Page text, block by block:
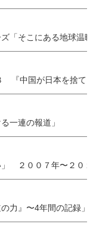
「そこにある地球温
『中国が日本を捨
一連の報道」
」 ２００７年〜２０
力』〜4年間の記録」